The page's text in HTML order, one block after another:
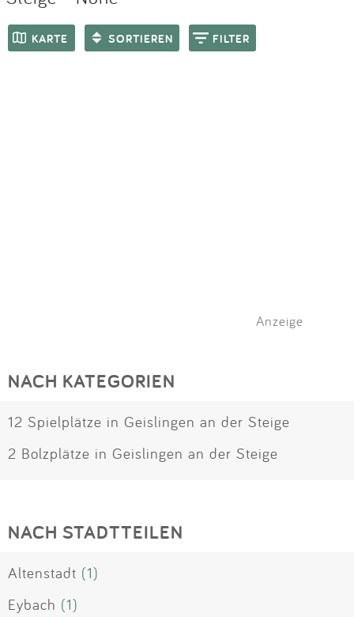
KARTE SORTIEREN FILTER
Anzeige
NACH KATEGORIEN
12 Spielplätze in Geislingen an der Steige
2 Bolzplätze in Geislingen an der Steige
NACH STADTTEILEN
Altenstadt (1)
Eybach (1)